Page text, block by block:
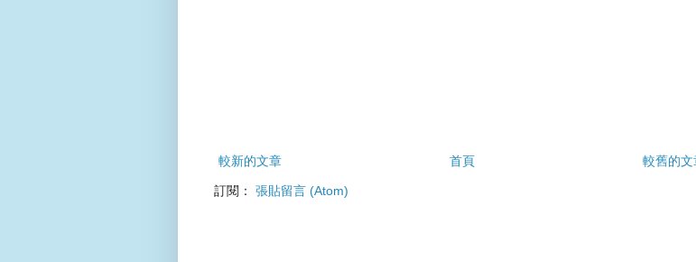
較新的文章 較舊的文
首頁
訂閱： 張貼留言 (Atom)